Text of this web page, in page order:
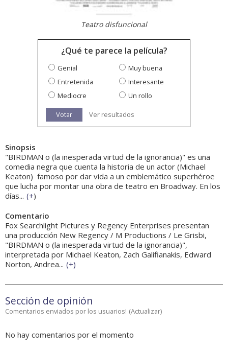
Teatro disfuncional
¿Qué te parece la película?
Genial
Muy buena
Entretenida
Interesante
Mediocre
Un rollo
Votar Ver resultados
Sinopsis
"BIRDMAN o (la inesperada virtud de la ignorancia)" es una
comedia negra que cuenta la historia de un actor (Michael
Keaton)  famoso por dar vida a un emblemático superhéroe
que lucha por montar una obra de teatro en Broadway. En los
días... (+)
Comentario
Fox Searchlight Pictures y Regency Enterprises presentan
una producción New Regency / M Productions / Le Grisbi,
"BIRDMAN o (la inesperada virtud de la ignorancia)",
interpretada por Michael Keaton, Zach Galifianakis, Edward
Norton, Andrea... (+)
Sección de opinión
Comentarios enviados por los usuarios! (Actualizar)
No hay comentarios por el momento